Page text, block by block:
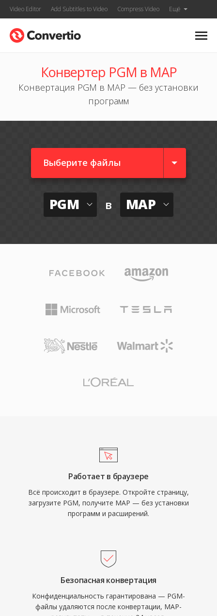
Video Editor Add Subtitles to Video Compress Video Ещё
Конвертер PGM в MAP
Конвертация PGM в MAP — без установки
программ
Выберите файлы
PGM в MAP
Работает в браузере
Всё происходит в браузере. Откройте страницу,
загрузите PGM, получите MAP — без установки
программ и расширений.
Безопасная конвертация
Конфиденциальность гарантирована — PGM-
файлы удаляются после конвертации, MAP-